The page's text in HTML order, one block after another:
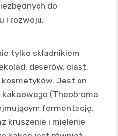
do
i rozwoju.
tylko składnikiem
deserów, ciast,
Jest on
(Theobroma
fermentację,
kruszenie i mielenie